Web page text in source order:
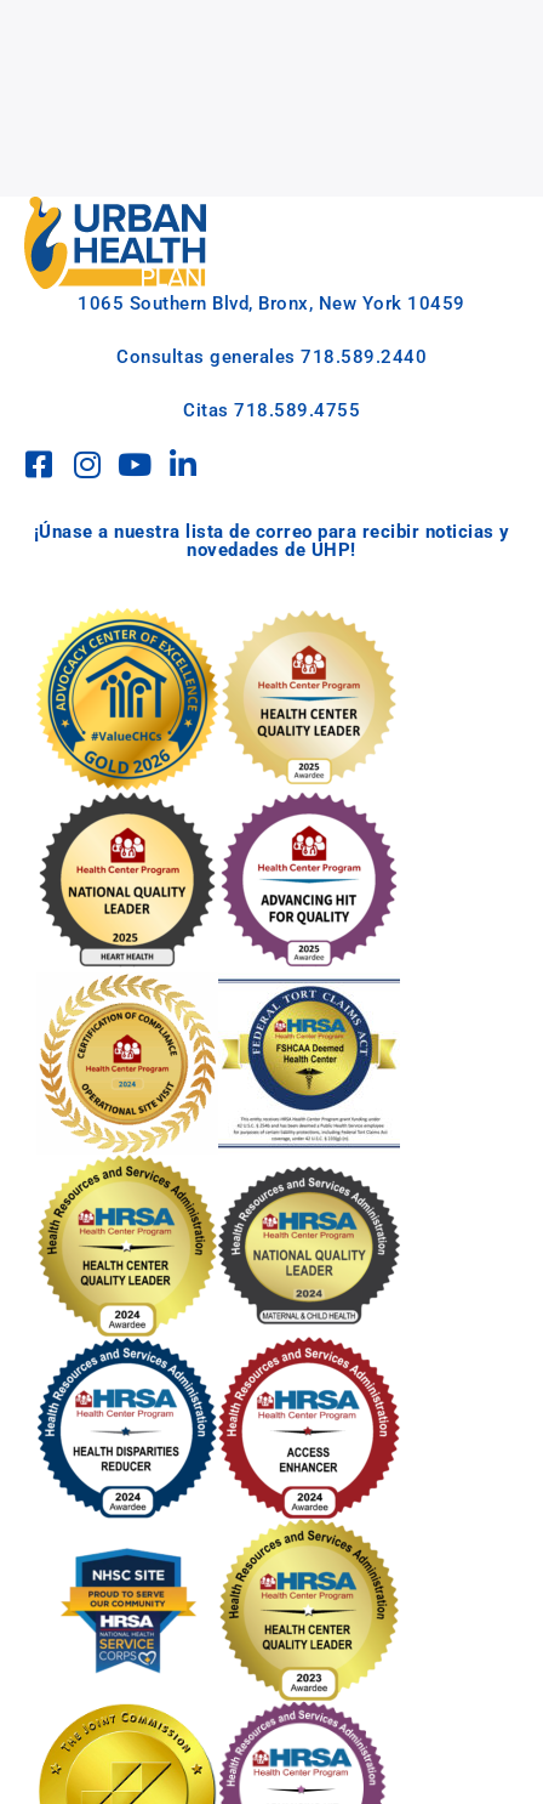
1065 Southern Blvd, Bronx, New York 10459
Consultas generales 718.589.2440
Citas 718.589.4755
¡Únase a nuestra lista de correo para recibir noticias y
novedades de UHP!